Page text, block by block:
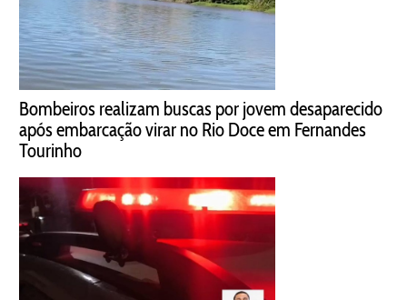
Bombeiros realizam buscas por jovem desaparecido
após embarcação virar no Rio Doce em Fernandes
Tourinho